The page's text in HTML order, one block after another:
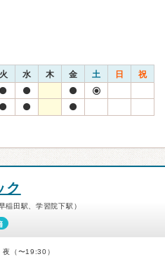
火 水 木 金 土 日 祝
ク
稲田駅、学習院下駅）
夜（〜19:30）